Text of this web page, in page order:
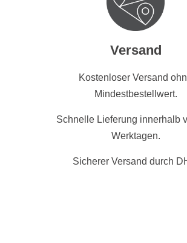
Versand
Kostenloser Versand
Mindestbestellwert.
Schnelle Lieferung innerhalb
Werktagen.
Sicherer Versand durch